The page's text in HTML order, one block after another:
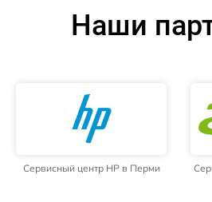
Наши
Сервисный центр HP в Перми